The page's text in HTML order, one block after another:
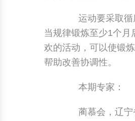
运动要采取循序
当规律锻炼至少1个月
欢的活动，可以使锻
帮助改善协调性。
本期专家：
蔺慕会，辽宁省